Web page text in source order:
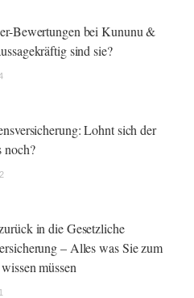
Bewertungen bei Kununu &
sind sie?
Lohnt sich der
noch?
in die Gesetzliche
– Alles was Sie zum
müssen